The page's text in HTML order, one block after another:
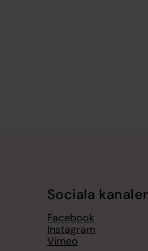
Sociala kanaler
Facebook
Instagram
Vimeo